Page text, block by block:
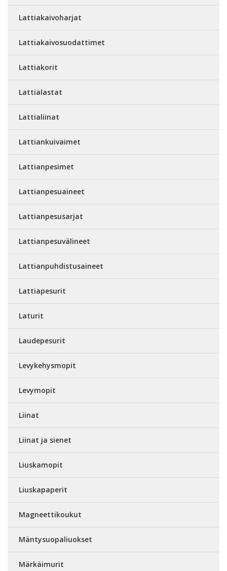
Lattiakaivoharjat
Lattiakaivosuodattimet
Lattiakorit
Lattialastat
Lattialiinat
Lattiankuivaimet
Lattianpesimet
Lattianpesuaineet
Lattianpesusarjat
Lattianpesuvälineet
Lattianpuhdistusaineet
Lattiapesurit
Laturit
Laudepesurit
Levykehysmopit
Levymopit
Liinat
Liinat ja sienet
Liuskamopit
Liuskapaperit
Magneettikoukut
Mäntysuopaliuokset
Märkäimurit